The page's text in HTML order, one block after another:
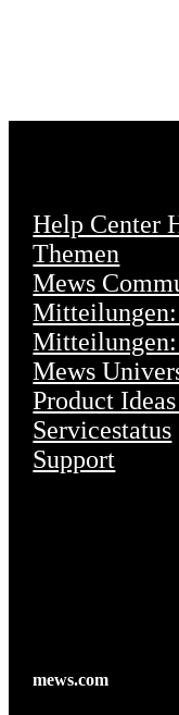
Help Center
Themen
Mews
Mitteilungen:
Mews
Product
Servicestatus
Support
mews.com